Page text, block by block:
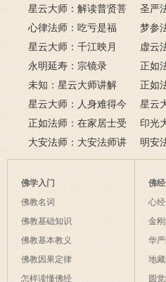
若无闲事挂心头，便是人
间好时节。
《心经》
星云大师：解读普贤菩
萨十大愿王（附普贤行愿
品全文）
圣严
鬼的
心律法师：吃亏是福
梦参
讲地
星云大师：千江映月
虚云
门品
永明延寿：宗镜录
正如
悲咒
未知：星云大师讲解
正如
悲道场
星云大师：人身难得今
已得，佛法难闻今已闻；
此身不向今生度，更向何
生度此身？
星云
树红
若将
间事
正如法师：在家居士受
五戒可以搭缦衣吗？
印光
美好
法
大安法师：大安法师讲
解
明安
后悔
佛学入门
佛教名词
佛教基础知识
佛教基本教义
佛教因果定律
怎样读懂佛经
佛经
心经
金
华
地
圆